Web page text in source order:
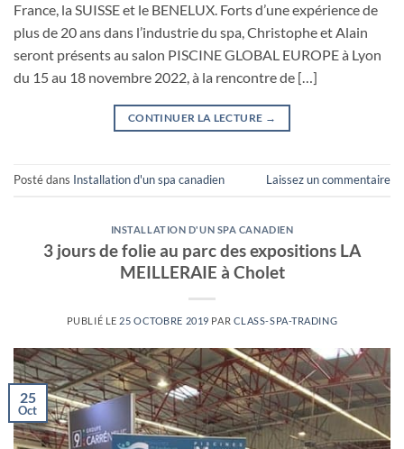
France, la SUISSE et le BENELUX. Forts d’une expérience de
plus de 20 ans dans l’industrie du spa, Christophe et Alain
seront présents au salon PISCINE GLOBAL EUROPE à Lyon
du 15 au 18 novembre 2022, à la rencontre de […]
CONTINUER LA LECTURE →
Posté dans Installation d'un spa canadien Laissez un commentaire
INSTALLATION D'UN SPA CANADIEN
3 jours de folie au parc des expositions LA
MEILLERAIE à Cholet
PUBLIÉ LE 25 OCTOBRE 2019 PAR CLASS-SPA-TRADING
25
Oct